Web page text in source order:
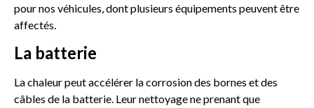
pour nos véhicules, dont plusieurs équipements peuvent être
affectés.
La batterie
La chaleur peut accélérer la corrosion des bornes et des
câbles de la batterie. Leur nettoyage ne prenant que